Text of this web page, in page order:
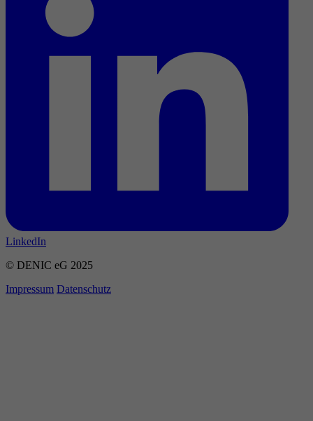
LinkedIn
© DENIC eG 2025
Impressum Datenschutz